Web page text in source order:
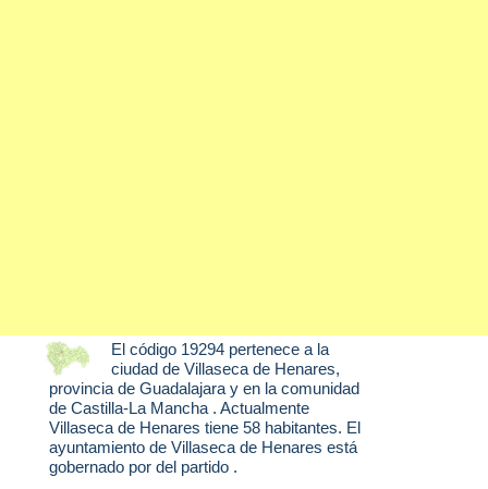
El código 19294 pertenece a la
ciudad de Villaseca de Henares,
provincia de Guadalajara y en la comunidad
de Castilla-La Mancha . Actualmente
Villaseca de Henares tiene 58 habitantes. El
ayuntamiento de Villaseca de Henares está
gobernado por del partido .